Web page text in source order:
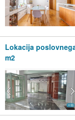
Lokacija
m2